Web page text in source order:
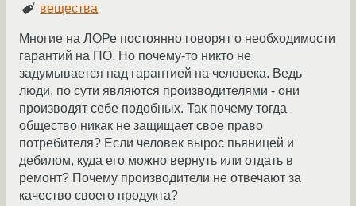
вещества
Многие на ЛОРе постоянно говорят о необходимости
гарантий на ПО. Но почему-то никто не
задумывается над гарантией на человека. Ведь
люди, по сути являются производителями - они
производят себе подобных. Так почему тогда
общество никак не защищает свое право
потребителя? Если человек вырос пьяницей и
дебилом, куда его можно вернуть или отдать в
ремонт? Почему производители не отвечают за
качество своего продукта?